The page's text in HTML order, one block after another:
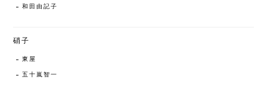
和田由記子
硝子
東屋
五十嵐智一